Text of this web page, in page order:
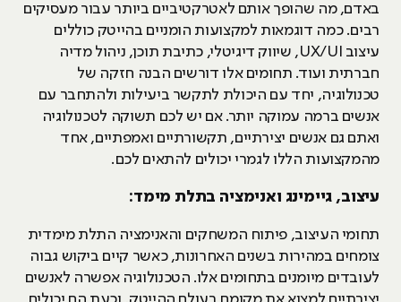
באדם, מה שהופך אותם לאטרקטיביים ביותר עבור מעסיקים
רבים. כמה דוגמאות למקצועות הומניים בהייטק כוללים
עיצוב UX/UI, שיווק דיגיטלי, כתיבת תוכן, ניהול מדיה
חברתית ועוד. תחומים אלו דורשים הבנה חזקה של
טכנולוגיה, יחד עם היכולת לתקשר ביעילות ולהתחבר עם
אנשים ברמה עמוקה יותר. אם יש לכם תשוקה לטכנולוגיה
ואתם גם אנשים יצירתיים, תקשורתיים ואמפתיים, אחד
מהמקצועות הללו לגמרי יכולים להתאים לכם.
עיצוב, גיימינג ואנימציה בתלת מימד:
תחומי העיצוב, פיתוח המשחקים והאנימציה התלת מימדית
צומחים במהירות בשנים האחרונות, כאשר קיים ביקוש גבוה
לעובדים מיומנים בתחומים אלו. הטכנולוגיה אפשרה לאנשים